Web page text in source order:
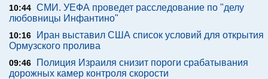
10:44 СМИ. УЕФА проведет расследование по "делу
любовницы Инфантино"
10:16
Иран выставил США список условий для открытия
Ормузского пролива
09:46
Полиция Израиля снизит пороги срабатывания
дорожных камер контроля скорости